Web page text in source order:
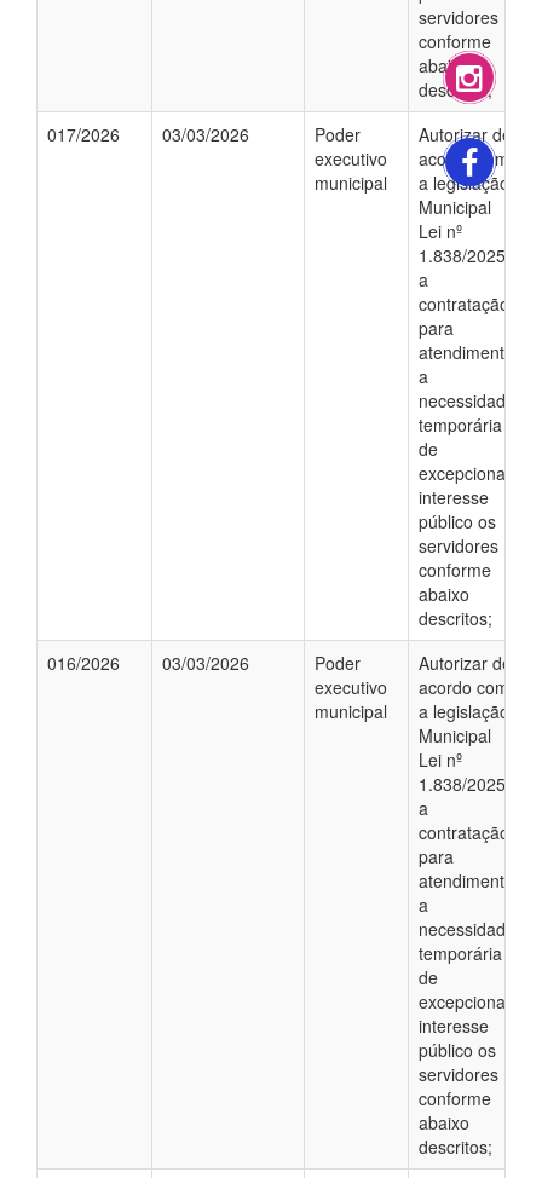
servidores
conforme
abaixo
descritos;
017/2026
03/03/2026
Poder
executivo
municipal
Autorizar de
acordo com
a legislação
Municipal
Lei nº
1.838/2025;
a
contratação,
para
atendimento
a
necessidade
temporária
de
excepcional
interesse
público os
servidores
conforme
abaixo
descritos;
016/2026
03/03/2026
Poder
executivo
municipal
Autorizar de
acordo com
a legislação
Municipal
Lei nº
1.838/2025;
a
contratação,
para
atendimento
a
necessidade
temporária
de
excepcional
interesse
público os
servidores
conforme
abaixo
descritos;